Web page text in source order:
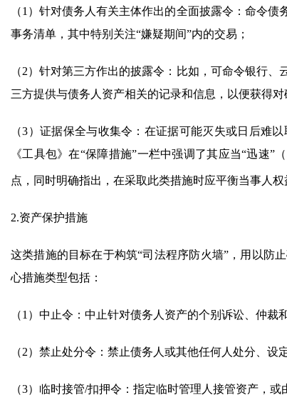
（1）针对债务人有关主体作出的全面披露令：命令
事务清单，其中特别关注“嫌疑期间”内的交易；
（2）针对第三方作出的披露令：比如，可命令银行
三方提供与债务人资产相关的记录和信息，以便获得对
（3）证据保全与收集令：在证据可能灭失或日后难
《工具包》在“保障措施”一栏中强调了其应当“迅速
点，同时明确指出，在采取此类措施时应平衡当事人
2.资产保护措施
这类措施的目标在于构筑“司法程序防火墙”，用以防
心措施类型包括：
（1）中止令：中止针对债务人资产的个别诉讼、仲裁
（2）禁止处分令：禁止债务人或其他任何人处分、设
（3）临时接管/扣押令：指定临时管理人接管资产，或